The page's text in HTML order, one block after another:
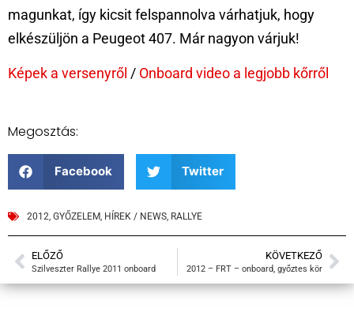
magunkat, így kicsit felspannolva várhatjuk, hogy
elkészüljön a Peugeot 407. Már nagyon várjuk!
Képek a versenyről / Onboard video a legjobb kőrről
Megosztás:
Facebook Twitter
2012 GYŐZELEM HÍREK / NEWS RALLYE
ELŐZŐ
Szilveszter Rallye 2011 onboard
KÖVETKEZŐ
2012 – FRT – onboard, győztes kör